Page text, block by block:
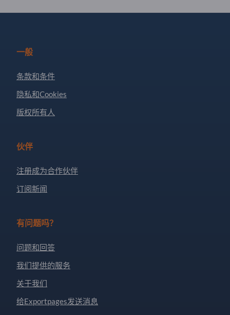
一般
条款和条件
隐私和Cookies
版权所有人
伙伴
注册成为合作伙伴
订阅新闻
有问题吗？
问题和回答
我们提供的服务
关于我们
给Exportpages发送消息